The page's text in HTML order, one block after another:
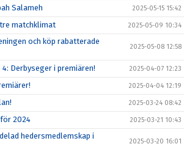
Salameh 2025-05-15 15:42
matchklimat 2025-05-09 10:34
och köp rabatterade
2025-05-08 12:58
Derbyseger i premiären! 2025-04-07 12:23
2025-04-04 12:19
2025-03-24 08:42
2024 2025-03-21 10:43
hedersmedlemskap i
2025-03-20 16:01